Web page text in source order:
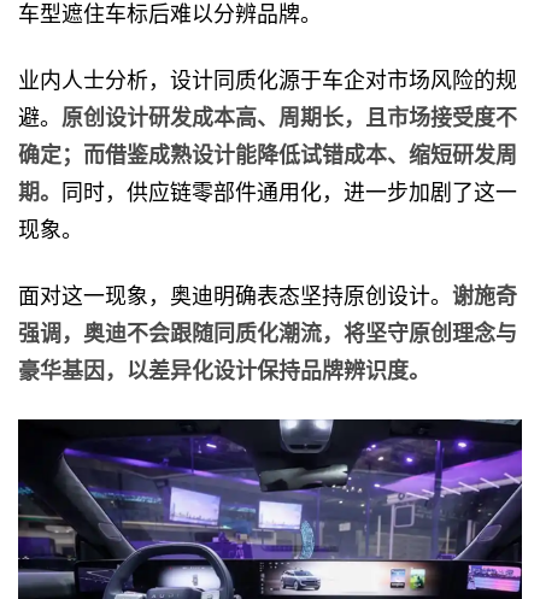
车型遮住车标后难以分辨品牌。
业内人士分析，设计同质化源于车企对市场风险的规
避。 原创设计研发成本高、周期长，且市场接受度不
确定；而借鉴成熟设计能降低试错成本、缩短研发周
期。
同时，供应链零部件通用化，进一步加剧了这一
现象。
面对这一现象，奥迪明确表态坚持原创设计。 谢施奇
强调，奥迪不会跟随同质化潮流，将坚守原创理念与
豪华基因，以差异化设计保持品牌辨识度。